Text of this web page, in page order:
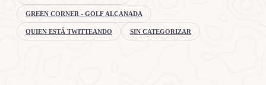
GREEN CORNER - GOLF ALCANADA
QUIEN ESTÁ TWITTEANDO SIN CATEGORIZAR